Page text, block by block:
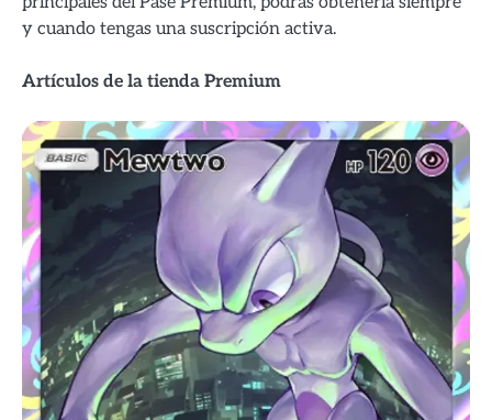
y cuando tengas una suscripción activa.
Artículos de la tienda Premium